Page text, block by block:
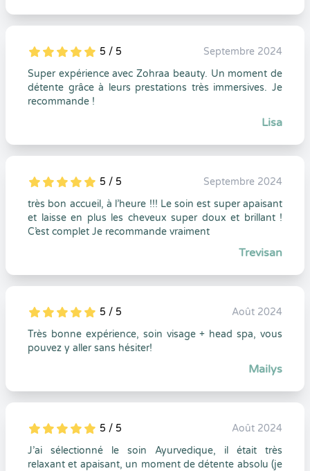
5
1
5
0 5 / 5
Septembre 2024
Super expérience avec Zohraa beauty. Un moment de
détente grâce à leurs prestations très immersives. Je
recommande !
Lisa
5
1
5
0 5 / 5
Septembre 2024
très bon accueil, à l’heure !!! Le soin est super apaisant
et laisse en plus les cheveux super doux et brillant !
C’est complet Je recommande vraiment
Trevisan
5
1
5
0 5 / 5
Août 2024
Très bonne expérience, soin visage + head spa, vous
pouvez y aller sans hésiter!
Mailys
5
1
5
0 5 / 5
Août 2024
J’ai sélectionné le soin Ayurvedique, il était très
relaxant et apaisant, un moment de détente absolu (je